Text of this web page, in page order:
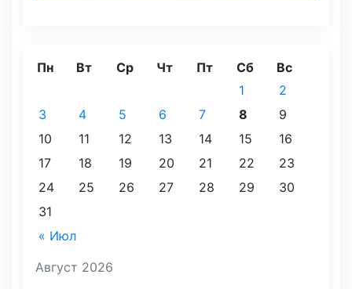
Август 2026
Пн Вт Ср Чт Пт Сб Вс
« Июл
1
2
3
4 5 6 7 8
9
10
11 12 13 14 15
16
17
18 19 20 21 22
23
24
25 26 27 28 29
30
31